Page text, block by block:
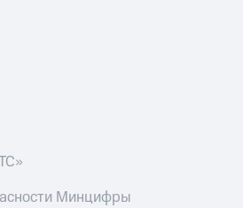
Минцифры